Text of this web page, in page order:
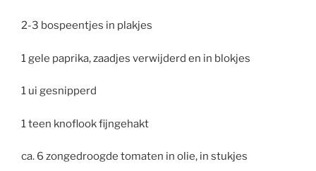
2-3 bospeentjes in plakjes
1 gele paprika, zaadjes verwijderd en in blokjes
1 ui gesnipperd
1 teen knoflook fijngehakt
ca. 6 zongedroogde tomaten in olie, in stukjes